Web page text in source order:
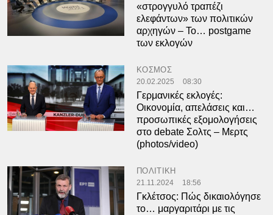
«στρογγυλό τραπέζι
ελεφάντων» των πολιτικών
αρχηγών – Το… postgame
των εκλογών
ΚΟΣΜΟΣ
20.02.2025 08:30
Γερμανικές εκλογές:
Οικονομία, απελάσεις και…
προσωπικές εξομολογήσεις
στο debate Σολτς – Μερτς
(photos/video)
ΠΟΛΙΤΙΚΗ
21.11.2024 18:56
Γκλέτσος: Πώς δικαιολόγησε
το… μαργαριτάρι με τις